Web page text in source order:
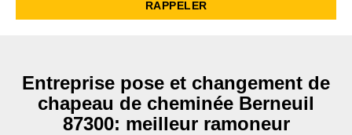
Entreprise pose et changement de
chapeau de cheminée Berneuil
87300: meilleur ramoneur